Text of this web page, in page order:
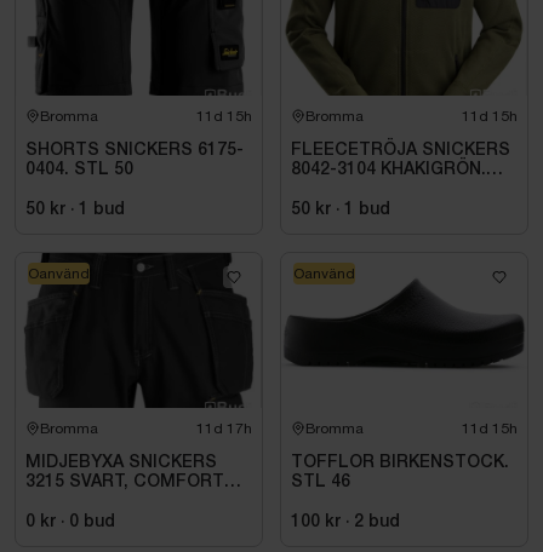
Bromma 11d 15h
SHORTS SNICKERS 6175-
0404. STL 50
50 kr · 1 bud
Bromma 11d 15h
FLEECETRÖJA SNICKERS
8042-3104 KHAKIGRÖN.
50 kr · 1 bud
Bromma 11d 17h
MIDJEBYXA SNICKERS
3215 SVART, COMFORT
0 kr · 0 bud
Oanvänd
Bromma 11d 15h
TOFFLOR BIRKENSTOCK.
STL 46
100 kr · 2 bud
Oanvänd